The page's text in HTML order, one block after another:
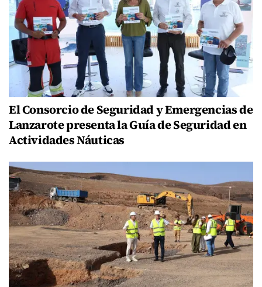
El Consorcio de Seguridad y Emergencias de
Lanzarote presenta la Guía de Seguridad en
Actividades Náuticas